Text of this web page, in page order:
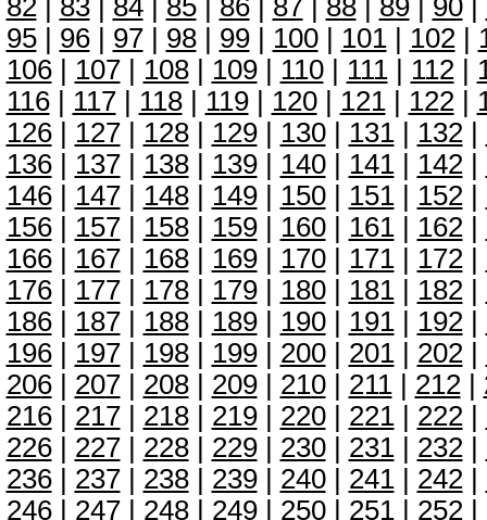
82| 83| 84| 85| 86| 87 88| 89| 90|
95| 96| 97| 98| 99| 100| 101| 102|
106| 107| 108| 109| 110| 111| 112|
116| 117| 118| 119| 120| 121| 122|
126| 127| 128| 129| 130| 131| 132|
136| 137| 138| 139| 140| 141| 142|
146| 147| 148| 149| 150| 151| 152|
156| 157| 158| 159| 160| 161| 162|
166| 167| 168| 169| 170| 171| 172|
176| 177| 178| 179| 180| 181| 182|
186| 187| 188| 189| 190| 191| 192|
196| 197| 198| 199| 200| 201| 202|
206| 207| 208| 209| 210| 211| 212|
216| 217| 218| 219| 220| 221| 222|
226| 227| 228| 229| 230| 231| 232|
236| 237| 238| 239| 240| 241| 242|
246| 247| 248| 249| 250| 251| 252|